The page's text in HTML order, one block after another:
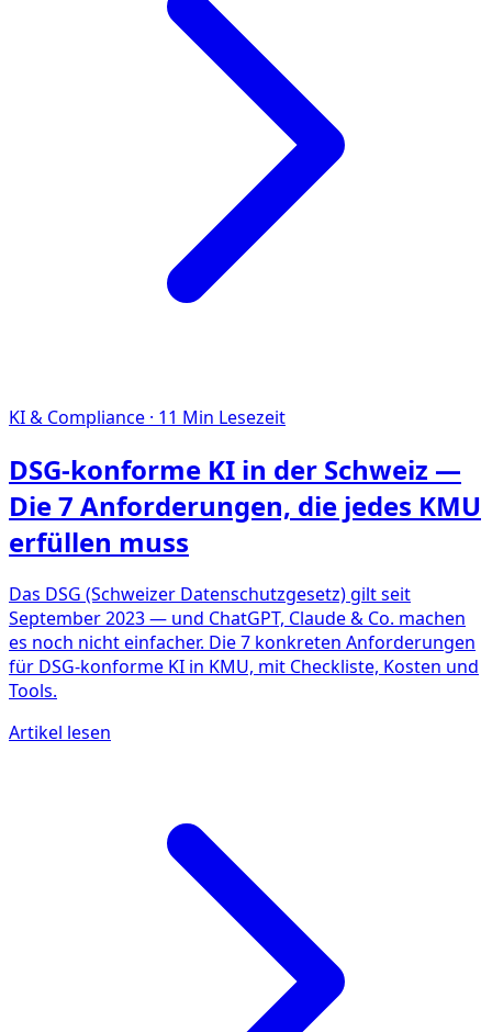
KI & Compliance · 11 Min Lesezeit
DSG-konforme KI in der Schweiz —
Die 7 Anforderungen, die jedes KMU
erfüllen muss
Das DSG (Schweizer Datenschutzgesetz) gilt seit
September 2023 — und ChatGPT, Claude & Co. machen
es noch nicht einfacher. Die 7 konkreten Anforderungen
für DSG-konforme KI in KMU, mit Checkliste, Kosten und
Tools.
Artikel lesen